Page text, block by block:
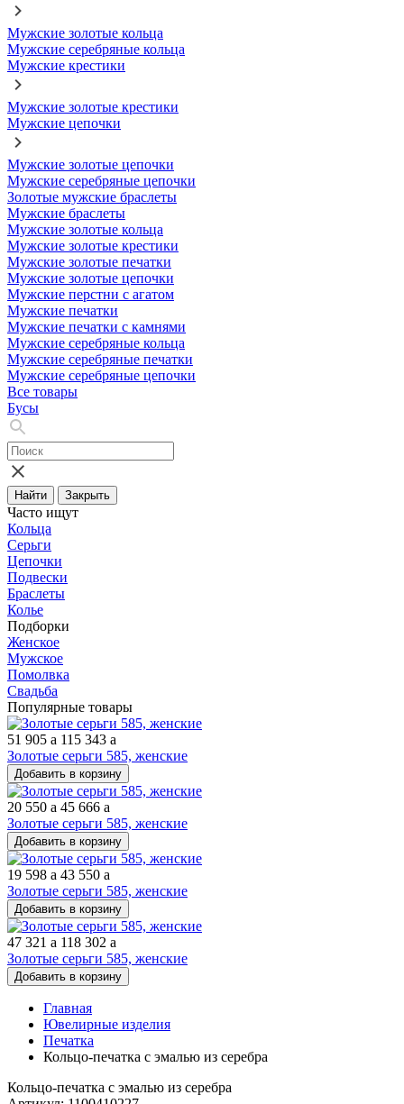
Мужские золотые кольца
Мужские серебряные кольца
Мужские крестики
Мужские золотые крестики
Мужские цепочки
Мужские золотые цепочки
Мужские серебряные цепочки
Золотые мужские браслеты
Мужские браслеты
Мужские золотые кольца
Мужские золотые крестики
Мужские золотые печатки
Мужские золотые цепочки
Мужские перстни с агатом
Мужские печатки
Мужские печатки с камнями
Мужские серебряные кольца
Мужские серебряные печатки
Мужские серебряные цепочки
Все товары
Бусы
Найти Закрыть
Часто ищут
Кольца
Серьги
Цепочки
Подвески
Браслеты
Колье
Подборки
Женское
Мужское
Помолвка
Свадьба
Популярные товары
51 905 a 115 343 a
Золотые серьги 585, женские
Добавить в корзину
20 550 a 45 666 a
Золотые серьги 585, женские
Добавить в корзину
19 598 a 43 550 a
Золотые серьги 585, женские
Добавить в корзину
47 321 a 118 302 a
Золотые серьги 585, женские
Добавить в корзину
Главная
Ювелирные изделия
Печатка
Кольцо-печатка с эмалью из серебра
Кольцо-печатка с эмалью из серебра